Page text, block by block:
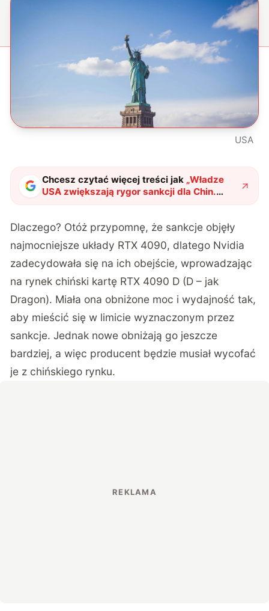
USA
Chcesz czytać więcej treści jak „Władze
USA zwiększają rygor sankcji dla Chin.
Nvidia będzie niepocieszona"?
Dlaczego? Otóż przypomnę, że sankcje objęły
najmocniejsze układy RTX 4090, dlatego Nvidia
zadecydowała się na ich obejście, wprowadzając
na rynek chiński kartę RTX 4090 D (D – jak
Dragon). Miała ona obniżone moc i wydajność tak,
aby mieścić się w limicie wyznaczonym przez
sankcje. Jednak nowe obniżają go jeszcze
bardziej, a więc producent będzie musiał wycofać
je z chińskiego rynku.